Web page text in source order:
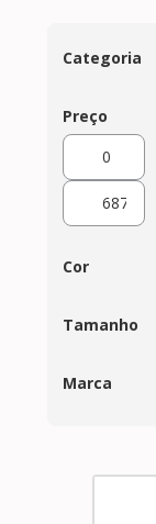
Categoria
Preço
Cor
Tamanho
Marca